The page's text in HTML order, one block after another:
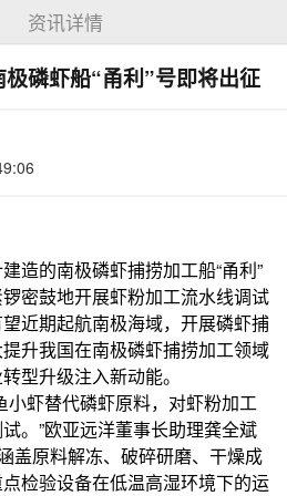
资讯详情
磷虾船“甬利”号即将出征
造的南极磷虾捕捞加工船“甬利”
密鼓地开展虾粉加工流水线调试
近期起航南极海域，开展磷虾捕
升我国在南极磷虾捕捞加工领域
型升级注入新动能。
小虾替代磷虾原料，对虾粉加工
。”欧亚远洋董事长助理龚全斌
盖原料解冻、破碎研磨、干燥成
检验设备在低温高湿环境下的运